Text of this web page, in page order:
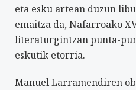
eta esku artean duzun
emaitza da, Nafarroako
literaturgintzan punta-
eskutik etorria.
Manuel Larramendiren